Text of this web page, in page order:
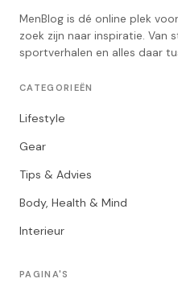
MenBlog is dé online plek
zoek zijn naar inspiratie. Van
sportverhalen en alles daar
CATEGORIEËN
Lifestyle
Gear
Tips & Advies
Body, Health & Mind
Interieur
PAGINA'S